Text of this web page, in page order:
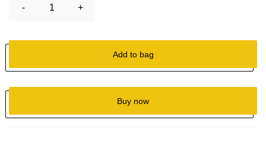
- 1 +
Add to bag
Buy now